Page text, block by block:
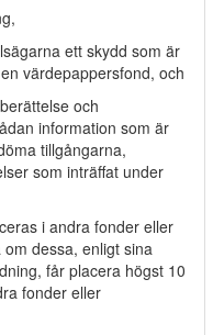
ett skydd som är
värdepappersfond, och
och
information som är
tillgångarna,
som inträffat under
i andra fonder eller
dessa, enligt sina
får placera högst 10
fonder eller